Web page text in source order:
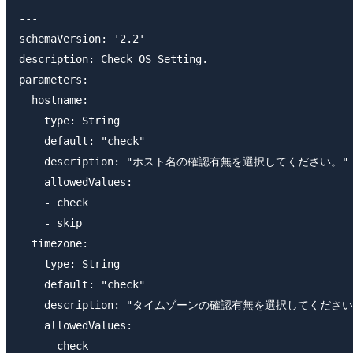
---
schemaVersion: '2.2'
description: Check OS Setting.
parameters:
  hostname:
    type: String
    default: "check"
    description: "ホスト名の確認有無を選択してください。"
    allowedValues:
    - check
    - skip
  timezone:
    type: String
    default: "check"
description: "タイムゾーンの確認有無を選択してくださ
    allowedValues:
    - check